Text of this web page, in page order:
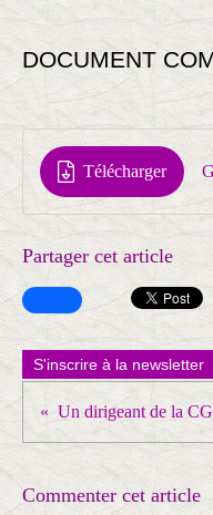
DOCUMENT
Télécharger
Partager cet article
S'inscrire à la newsletter
Commenter cet article